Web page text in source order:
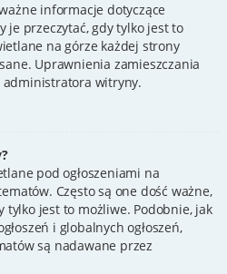
informacje dotyczące
je przeczytać, gdy tylko jest to
na górze każdej strony
Uprawnienia zamieszczania
administratora witryny.
pod ogłoszeniami na
Często są one dość ważne,
tylko jest to możliwe. Podobnie, jak
i globalnych ogłoszeń,
są nadawane przez